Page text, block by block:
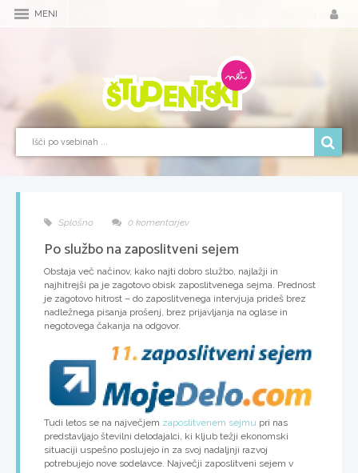
MENI
Splošno 0 komentarjev
Po službo na zaposlitveni sejem
Obstaja več načinov, kako najti dobro službo, najlažji in
najhitrejši pa je zagotovo obisk zaposlitvenega sejma. Prednost
je zagotovo hitrost – do zaposlitvenega intervjuja prideš brez
nadležnega pisanja prošenj, brez prijavljanja na oglase in
negotovega čakanja na odgovor.
Tudi letos se na največjem zaposlitvenem sejmu pri nas
predstavljajo številni delodajalci, ki kljub težji ekonomski
situaciji uspešno poslujejo in za svoj nadaljnji razvoj
potrebujejo nove sodelavce. Največji zaposlitveni sejem v